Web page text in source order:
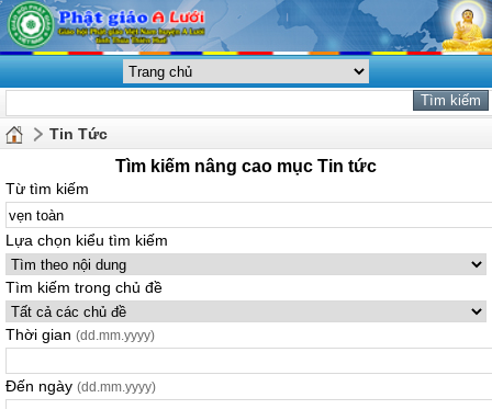
Tin Tức
Tìm kiếm nâng cao mục Tin tức
Từ tìm kiếm
Lựa chọn kiểu tìm kiếm
Tìm kiếm trong chủ đề
Thời gian (dd.mm.yyyy)
Đến ngày (dd.mm.yyyy)